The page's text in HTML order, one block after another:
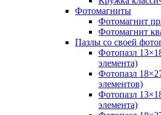
Фотомагниты
Фотомагнит
Фотомагнит
Пазлы со своей
Фотопазл
элемента)
Фотопазл
элементов)
Фотопазл
элемента)